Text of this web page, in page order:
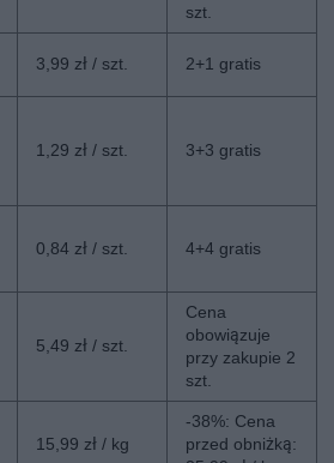
szt.
3,99 zł / szt. 2+1 gratis
1,29 zł / szt. 3+3 gratis
0,84 zł / szt. 4+4 gratis
5,49 zł / szt.
Cena
obowiązuje
przy zakupie 2
szt.
15,99 zł / kg
-38%: Cena
przed obniżką: